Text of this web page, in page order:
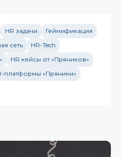
HR задачи
Геймификация
сеть
HR-Tech
HR кейсы от «Пряников»
платформы «Пряники»